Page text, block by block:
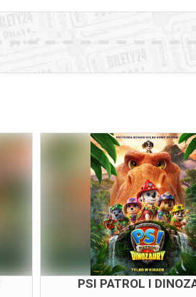
PSI PATROL I